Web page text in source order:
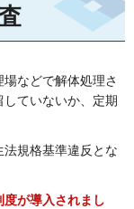
などで解体処理さ
ていないか、定期
規格基準違反とな
が導入されまし